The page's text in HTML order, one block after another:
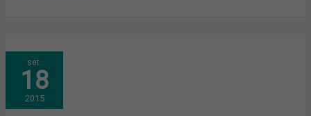
set.
18
2015
MOTXILLES
ESCOLARS,
COM
EVITAR
EL
MAL
D’ESQUENA?